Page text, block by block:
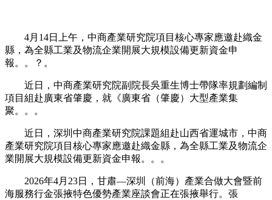
4月14日上午，中商產業研究院項目核心專家應邀赴織金
縣，為全縣工業及物流企業開展大規模設備更新資金申
報。。？。
近日，中商產業研究院副院長吳重生博士帶隊率規劃編制
項目組赴廣東省肇慶，就《廣東省（肇慶）大型產業集
聚。。。
近日，深圳中商產業研究院課題組赴山西省運城市，中商
產業研究院項目核心專家應邀赴織金縣，為全縣工業及物流企
業開展大規模設備更新資金申報。。。
2026年4月23日，甘肅—深圳（前海）產業合做大會暨前
海服務行金張掖特色優勢產業座談會正在張掖舉行。張